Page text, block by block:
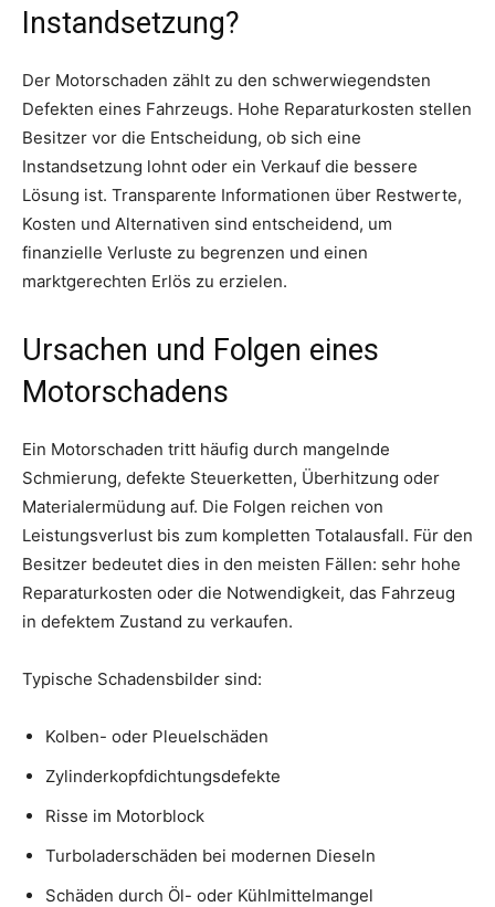
Instandsetzung?
Der Motorschaden zählt zu den schwerwiegendsten
Defekten eines Fahrzeugs. Hohe Reparaturkosten stellen
Besitzer vor die Entscheidung, ob sich eine
Instandsetzung lohnt oder ein Verkauf die bessere
Lösung ist. Transparente Informationen über Restwerte,
Kosten und Alternativen sind entscheidend, um
finanzielle Verluste zu begrenzen und einen
marktgerechten Erlös zu erzielen.
Ursachen und Folgen eines
Motorschadens
Ein Motorschaden tritt häufig durch mangelnde
Schmierung, defekte Steuerketten, Überhitzung oder
Materialermüdung auf. Die Folgen reichen von
Leistungsverlust bis zum kompletten Totalausfall. Für den
Besitzer bedeutet dies in den meisten Fällen: sehr hohe
Reparaturkosten oder die Notwendigkeit, das Fahrzeug
in defektem Zustand zu verkaufen.
Typische Schadensbilder sind:
Kolben- oder Pleuelschäden
Zylinderkopfdichtungsdefekte
Risse im Motorblock
Turboladerschäden bei modernen Dieseln
Schäden durch Öl- oder Kühlmittelmangel